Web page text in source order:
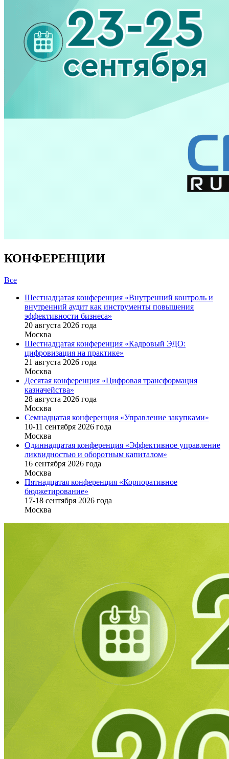
КОНФЕРЕНЦИИ
Все
Шестнадцатая конференция «Внутренний контроль и
внутренний аудит как инструменты повышения
эффективности бизнеса»
20 августа 2026 года
Москва
Шестнадцатая конференция «Кадровый ЭДО:
цифровизация на практике»
21 августа 2026 года
Москва
Десятая конференция «Цифровая трансформация
казначейства»
28 августа 2026 года
Москва
Семнадцатая конференция «Управление закупками»
10-11 сентября 2026 года
Москва
Одиннадцатая конференция «Эффективное управление
ликвидностью и оборотным капиталом»
16 cентября 2026 года
Москва
Пятнадцатая конференция «Корпоративное
бюджетирование»
17-18 сентября 2026 года
Москва